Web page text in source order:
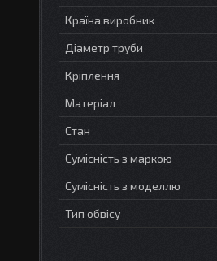
Країна виробник
Діаметр труби
Кріплення
Матеріал
Стан
Сумісність з маркою
Сумісність з моделлю
Тип обвісу